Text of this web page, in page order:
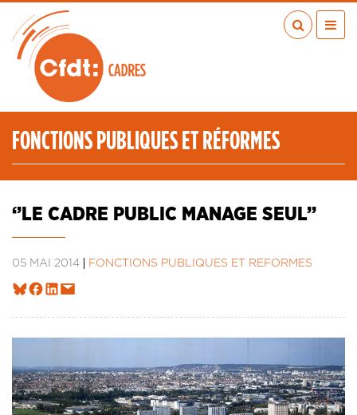
contenu
principal
ACTUALITÉS
PUBLICATIONS
EN RÉGION
LES TRANSITIONS JUSTES
IA
ADHÉRER
LA REVUE CADRES
FONCTIONS PUBLIQUES ET RÉFORMES
‘’LE CADRE PUBLIC MANAGE SEUL’’
05 MAI 2014 FONCTIONS PUBLIQUES ET RÉFORMES